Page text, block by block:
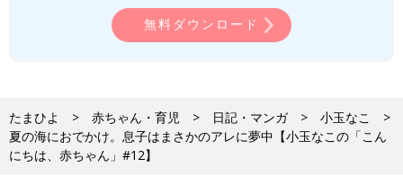
無料ダウンロード
たまひよ 赤ちゃん・育児 日記・マンガ
小玉なこ
夏の海におでかけ。息子はまさかのアレに夢中【小玉なこの「こん
にちは、赤ちゃん」#12】